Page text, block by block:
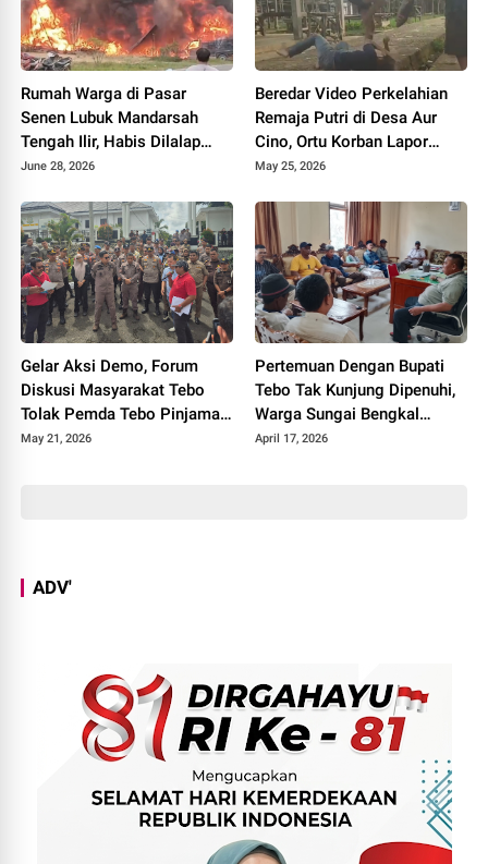
Rumah Warga di Pasar
Senen Lubuk Mandarsah
Tengah Ilir, Habis Dilalap
Sijago Merah
June 28, 2026
Beredar Video Perkelahian
Remaja Putri di Desa Aur
Cino, Ortu Korban Lapor
Polisi
May 25, 2026
Gelar Aksi Demo, Forum
Diskusi Masyarakat Tebo
Tolak Pemda Tebo Pinjaman
PT SMI
May 21, 2026
Pertemuan Dengan Bupati
Tebo Tak Kunjung Dipenuhi,
Warga Sungai Bengkal
Geruduk Kantor Camat Tebo
April 17, 2026
ADV'